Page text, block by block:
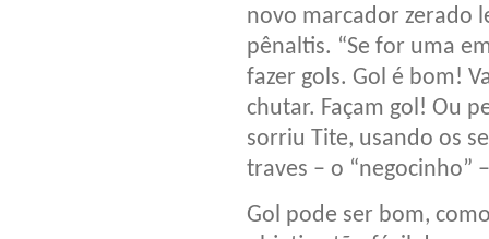
novo marcador zerado
pênaltis. “Se for uma
fazer gols. Gol é bom!
chutar. Façam gol! Ou
sorriu Tite, usando os
traves – o “negocinho”
Gol pode ser bom,